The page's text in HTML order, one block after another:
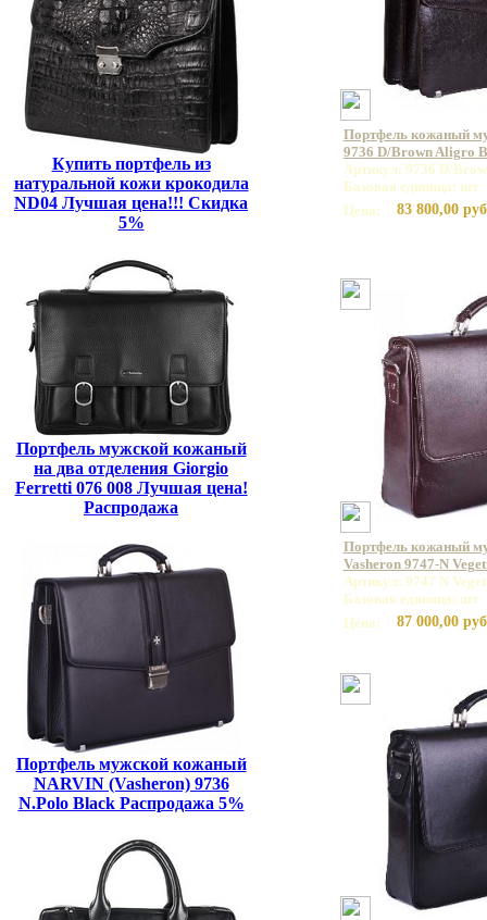
Купить портфель из
натуральной кожи крокодила
ND04 Лучшая цена!!! Скидка
5%
Портфель мужской кожаный
на два отделения Giorgio
Ferretti 076 008 Лучшая цена!
Распродажа
Портфель мужской кожаный
NARVIN (Vasheron) 9736
N.Polo Black Распродажа 5%
Портфель кожаный
9736 D/Brown Aligro
Артикул: 9736 D/
Базовая единица: шт
Цена:
83 800,00
Портфель кожаный
Vasheron 9747-N
Артикул: 9747 N
Базовая единица: шт
Цена:
87 000,00